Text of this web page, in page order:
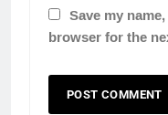
Save my
browser for the